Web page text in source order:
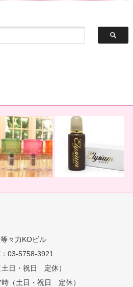
々力KOビル
03-5758-3921
日・祝日 定休）
（土日・祝日 定休）